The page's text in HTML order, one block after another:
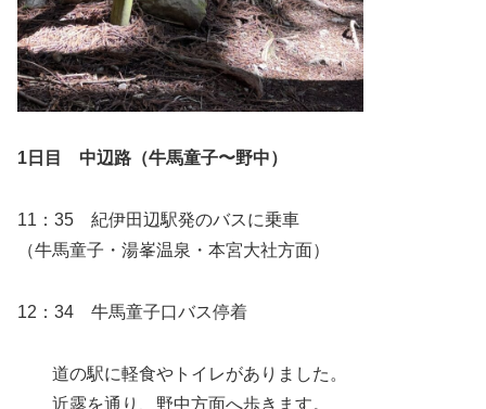
1 日目 中辺路（牛馬童子〜野中）
11：35 紀伊田辺駅発のバスに乗車
（牛馬童子・湯峯温泉・本宮大社方面）
12：34 牛馬童子口バス停着
道の駅に軽食やトイレがありました。
近露を通り、野中方面へ歩きます。